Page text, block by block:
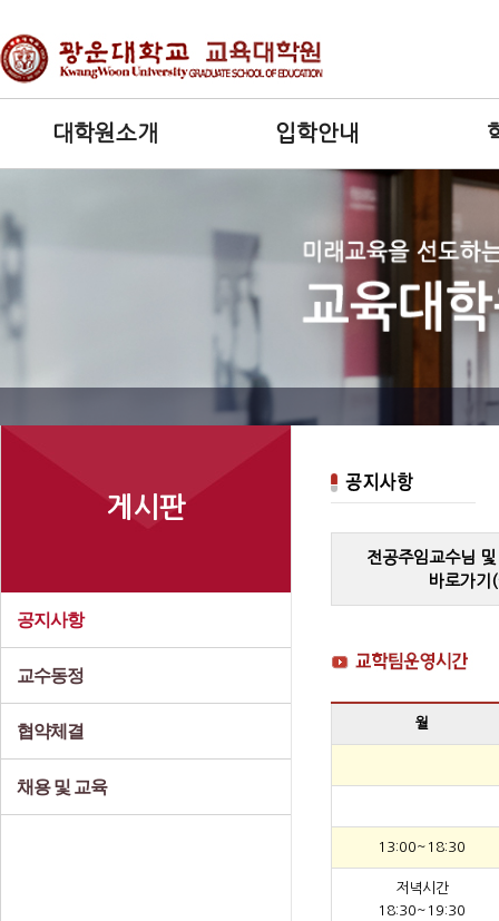
대학원소개 입학안내
게시판
공지사항
교수동정
협약체결
채용 및 교육
전공주임교수님
바로가기
월
13:00~18:30
저녁시간
18:30~19:30